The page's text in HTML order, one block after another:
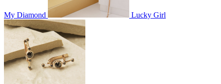
My Diamond Lucky Girl